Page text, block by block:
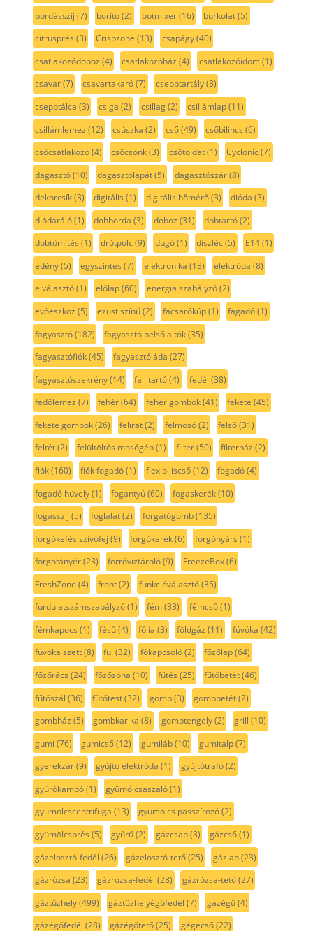
bordásszíj (7) borító(2) botmixer(16) burkolat(5)
citrusprés (3) Crispzone (13) csapágy(40)
csatlakozódoboz (4) csatlakozóház (4) csatlakozóidom(1)
csavar(7) csavartakaró(7) csepptartály(3)
csepptálca (3) csiga (2) csillag(2) csillámlap(11)
csillámlemez (12) csúszka (2) cső(49) csőbilincs (6)
csőcsatlakozó(4) csőcsonk(3) csőtoldat(1) Cyclonic(7)
dagasztó(10) dagasztólapát(5) dagasztószár(8)
dekorcsík(3) digitális (1) digitális hőmérő(3) dióda (3)
diódaráló(1) dobborda (3) doboz (31) dobtartó(2)
dobtömítés (1) drótpolc(9) dugó(1) díszléc(5) E14(1)
edény(5) egyszintes (7) elektronika (13) elektróda (8)
elválasztó(1) előlap(60) energia szabályzó(2)
evőeszköz (5) ezüst színű(2) facsarókúp(1) fagadó(1)
fagyasztó(182) fagyasztó belső ajtók(35)
fagyasztófiók(45) fagyasztóláda (27)
fagyasztószekrény(14) fali tartó(4) fedél (38)
fedőlemez (7) fehér(64) fehér gombok(41) fekete (45)
fekete gombok(26) felirat(2) felmosó(2) felső(31)
feltét(2) felültöltős mosógép(1) filter(50) filterház (2)
fiók(160) fiók fogadó(1) flexibiliscső(12) fogadó(4)
fogadó hüvely(1) fogantyú(60) fogaskerék(10)
fogasszíj (5) foglalat(2) forgatógomb(135)
forgókefés szívófej (9) forgókerék(6) forgónyárs (1)
forgótányér(23) forróvíztároló(9) FreezeBox(6)
FreshZone (4) front(2) funkcióválasztó(35)
furdulatszámszabályzó(1) fém(33) fémcső(1)
fémkapocs (1) fésű(4) fólia (3) földgáz (11) fúvóka (42)
fúvóka szett(8) fül (32) főkapcsoló(2) főzőlap(64)
főzőrács (24) főzőzóna (10) fűtés (25) fűtőbetét(46)
fűtőszál (36) fűtőtest(32) gomb(3) gombbetét(2)
gombház (5) gombkarika (8) gombtengely(2) grill (10)
gumi (76) gumicső(12) gumiláb(10) gumitalp(7)
gyerekzár(9) gyújtó elektróda (1) gyújtótrafó(2)
gyúrókampó(1) gyümölcsaszaló(1)
gyümölcscentrifuga (13) gyümölcs passzírozó(2)
gyümölcsprés (5) gyűrű(2) gázcsap(3) gázcső(1)
gázelosztó-fedél (26) gázelosztó-tető(25) gázlap(23)
gázrózsa (23) gázrózsa-fedél (28) gázrózsa-tető(27)
gáztűzhely(499) gáztűzhelyégőfedél (7) gázégő(4)
gázégőfedél (28) gázégőtető(25) gégecső(22)